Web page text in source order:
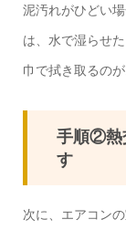
泥汚れがひどい
は、水で湿らせ
巾で拭き取るのが
手順②熱
す
次に、エアコン